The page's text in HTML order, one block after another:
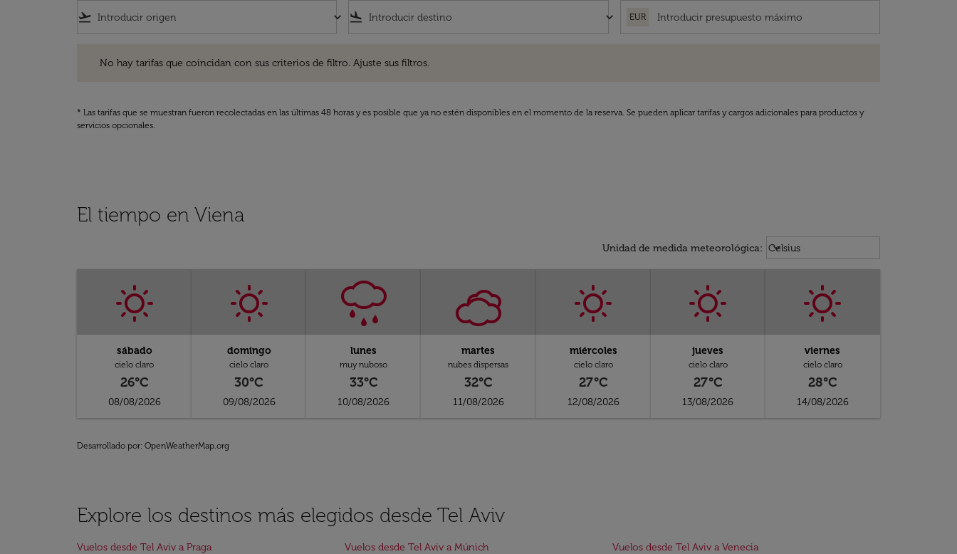
flight_takeoff keyboard_arrow_down flight_land keyboard_arrow_down EUR
No hay tarifas que coincidan con sus criterios de filtro. Ajuste sus filtros.
* Las tarifas que se muestran fueron recolectadas en las últimas 48 horas y es posible que ya no estén disponibles en el momento de la reserva. Se pueden aplicar tarifas y cargos adicionales para productos y
servicios opcionales.
El tiempo en Viena
Unidad de medida meteorológica: Weather unit option Celsius
Celsius
keyboard_arrow_down
sábado
cielo claro
26°C
08/08/2026
domingo
cielo claro
30°C
09/08/2026
lunes
muy nuboso
33°C
10/08/2026
martes
nubes dispersas
32°C
11/08/2026
miércoles
cielo claro
27°C
12/08/2026
jueves
cielo claro
27°C
13/08/2026
viernes
cielo claro
28°C
14/08/2026
Desarrollado por: OpenWeatherMap.org
Explore los destinos más elegidos desde Tel Aviv
Vuelos desde Tel Aviv a Praga Vuelos desde Tel Aviv a Múnich
Vuelos desde Tel Aviv a Venecia